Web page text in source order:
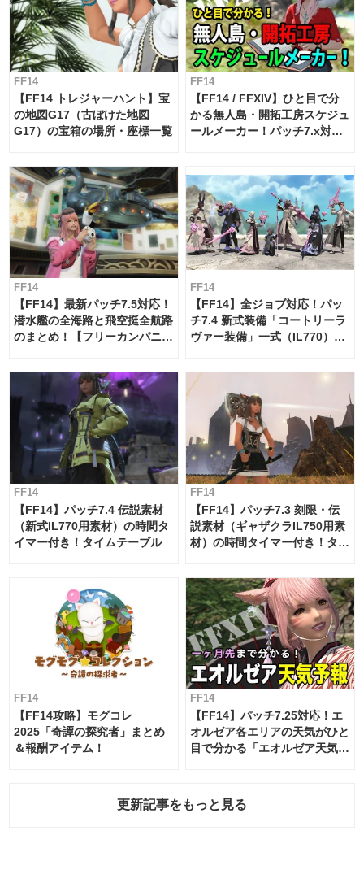
FF14
【FF14 トレジャーハント】宝
の地図G17（古ぼけた地図
G17）の宝箱の場所・座標一覧
FF14
【FF14 / FFXIV】ひと目で分
かる無人島・開拓工房スケジュ
ールメーカー！パッチ7.x対応
FF14
【FF14】最新パッチ7.5対応！
潜水艦の全海路と飛空挺全航路
のまとめ！【フリーカンパニ
FF14
【FF14】全ジョブ対応！パッ
チ7.4 新式装備「コートリーラ
ヴァー装備」一式（IL770）の
FF14
【FF14】パッチ7.4 伝説素材
（新式IL770用素材）の時間タ
イマー付き！タイムテーブル
FF14
【FF14】パッチ7.3 刻限・伝
説素材（ギャザクラIL750用素
材）の時間タイマー付き！タイ
FF14
【FF14攻略】モグコレ
2025「奇譚の探究者」まとめ
＆報酬アイテム！
FF14
【FF14】パッチ7.25対応！エ
オルゼア各エリアの天気がひと
目で分かる「エオルゼア天気予
更新記事をもっと見る